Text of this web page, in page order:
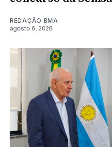
REDAÇÃO BMA
agosto 6, 2026